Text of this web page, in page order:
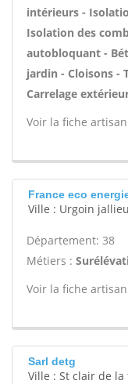
intérieurs -
Isolation des
autobloquant -
jardin - Cloisons -
Carrelage
Voir la fiche
France eco
Ville : Urgoin
Département: 38
Métiers :
Voir la fiche
Sarl detg
Ville : St clair de